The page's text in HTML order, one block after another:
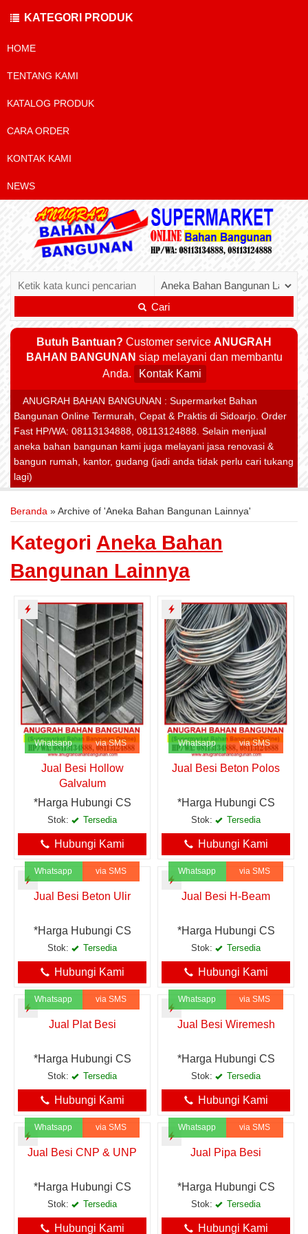
HOME
TENTANG KAMI
KATALOG PRODUK
CARA ORDER
KONTAK KAMI
NEWS
Cari
Butuh Bantuan? Customer service ANUGRAH
BAHAN BANGUNAN siap melayani dan membantu
Anda.
Kontak Kami
ANUGRAH BAHAN BANGUNAN : Supermarket Bahan
Bangunan Online Termurah, Cepat & Praktis di Sidoarjo. Order
Fast HP/WA: 08113134888, 08113124888. Selain menjual
aneka bahan bangunan kami juga melayani jasa renovasi &
bangun rumah, kantor, gudang (jadi anda tidak perlu cari tukang
lagi)
Beranda » Archive of 'Aneka Bahan Bangunan Lainnya'
Kategori Aneka Bahan
Bangunan Lainnya
Whatsapp via SMS
Jual Besi Hollow
Galvalum
*Harga Hubungi CS
Stok: Tersedia
Hubungi Kami
Whatsapp via SMS
Jual Besi Beton Polos
*Harga Hubungi CS
Stok: Tersedia
Hubungi Kami
Whatsapp via SMS
Jual Besi Beton Ulir
*Harga Hubungi CS
Stok: Tersedia
Hubungi Kami
Whatsapp via SMS
Jual Besi H-Beam
*Harga Hubungi CS
Stok: Tersedia
Hubungi Kami
Whatsapp via SMS
Jual Plat Besi
*Harga Hubungi CS
Stok: Tersedia
Hubungi Kami
Whatsapp via SMS
Jual Besi Wiremesh
*Harga Hubungi CS
Stok: Tersedia
Hubungi Kami
Whatsapp via SMS
Jual Besi CNP & UNP
*Harga Hubungi CS
Stok: Tersedia
Hubungi Kami
Whatsapp via SMS
Jual Pipa Besi
*Harga Hubungi CS
Stok: Tersedia
Hubungi Kami
KATEGORI PRODUK